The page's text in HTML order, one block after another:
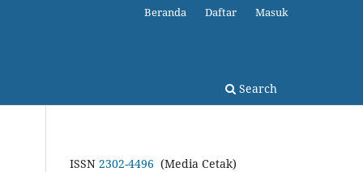
Search
Beranda Daftar Masuk
ISSN 2302-4496 (Media Cetak)